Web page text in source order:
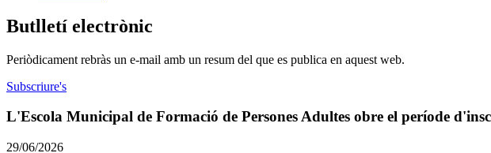
Butlletí electrònic
Periòdicament rebràs un e-mail amb un resum del que es publica en aquest web.
Subscriure's
L'Escola Municipal de Formació de Persones Adultes obre el període
29/06/2026